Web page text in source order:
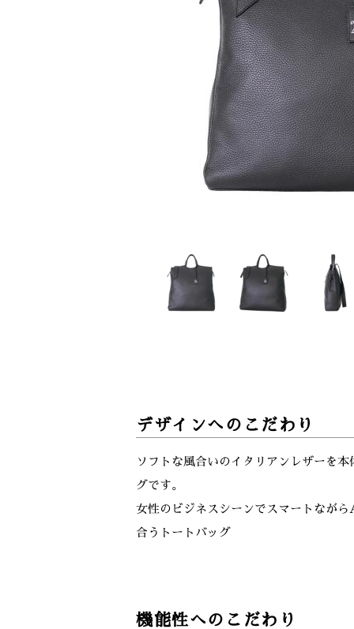
デザインへのこだわり
ソフトな風合いのイタリアンレザーを
グです。
女性のビジネスシーンでスマートなが
合うトートバッグ
機能性へのこだわり